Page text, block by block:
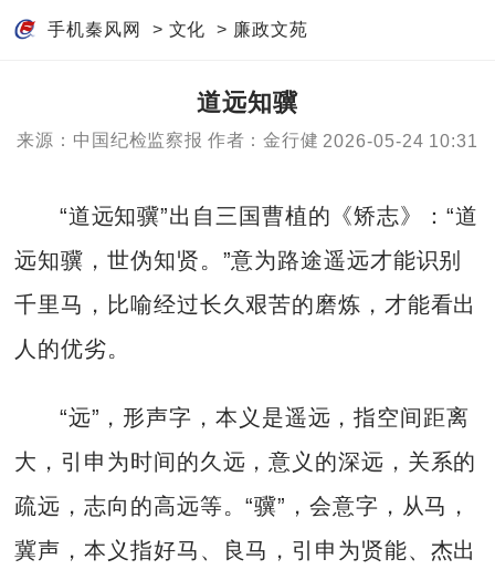
手机秦风网 > 文化 > 廉政文苑
道远知骥
来源：中国纪检监察报 作者：金行健 2026-05-24 10:31
“道远知骥”出自三国曹植的《矫志》：“道
远知骥，世伪知贤。”意为路途遥远才能识别
千里马，比喻经过长久艰苦的磨炼，才能看出
人的优劣。
“远”，形声字，本义是遥远，指空间距离
大，引申为时间的久远，意义的深远，关系的
疏远，志向的高远等。“骥”，会意字，从马，
冀声，本义指好马、良马，引申为贤能、杰出